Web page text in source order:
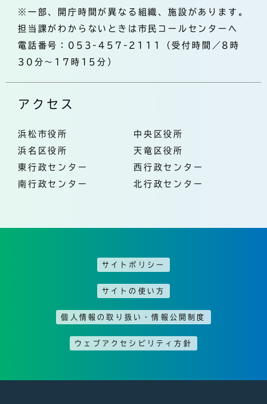
※一部、開庁時間が異なる組織、施設があります。
担当課がわからないときは市民コールセンターへ
電話番号：053-457-2111（受付時間／8時
30分～17時15分）
アクセス
浜松市役所
中央区役所
浜名区役所
天竜区役所
東行政センター
西行政センター
南行政センター
北行政センター
サイトポリシー
サイトの使い方
個人情報の取り扱い・情報公開制度
ウェブアクセシビリティ方針